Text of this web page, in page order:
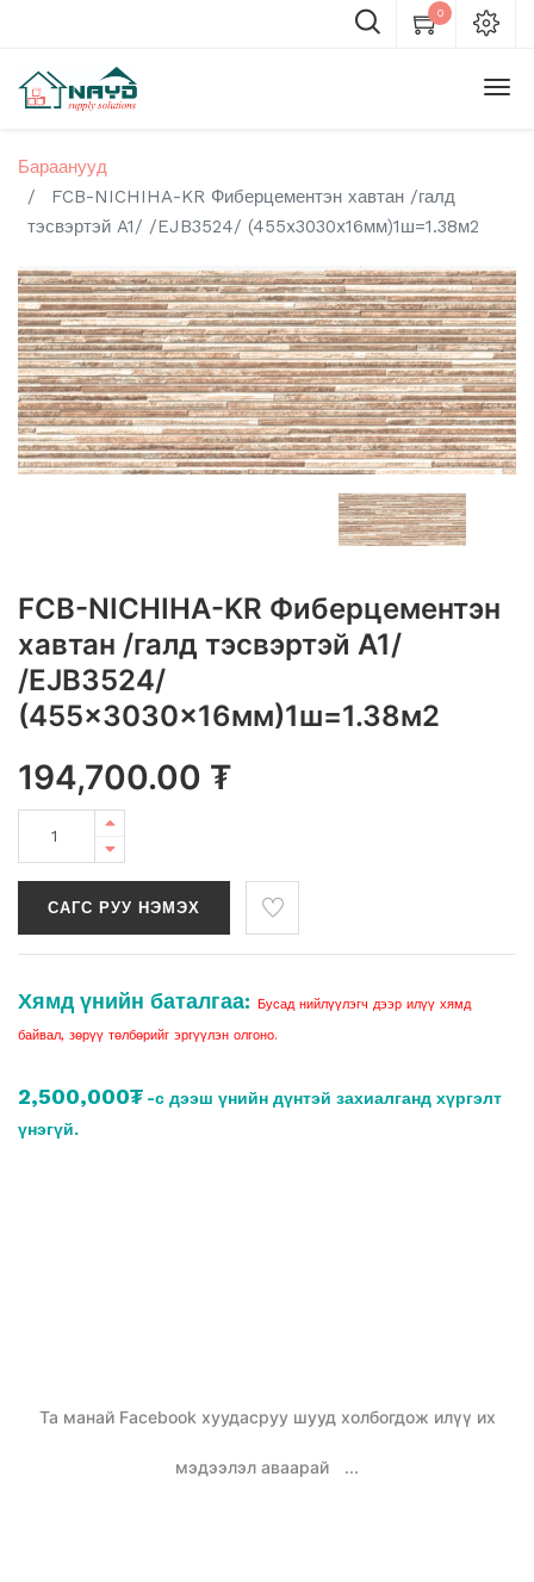
0
Бараанууд
FCB-NICHIHA-KR Фиберцементэн хавтан /галд
тэсвэртэй A1/ /EJB3524/ (455x3030x16мм)1ш=1.38м2
FCB-NICHIHA-KR Фиберцементэн
хавтан /галд тэсвэртэй A1/
/EJB3524/
(455x3030x16мм)1ш=1.38м2
194,700.00 ₮
САГС РУУ НЭМЭХ
Хямд үнийн баталгаа: Бусад нийлүүлэгч дээр илүү хямд
байвал, зөрүү төлбөрийг эргүүлэн олгоно.
2,500,000₮ -с дээш үнийн дүнтэй захиалганд хүргэлт
үнэгүй.
Та манай Facebook хуудасруу шууд холбогдож илүү их
мэдээлэл аваарай ...